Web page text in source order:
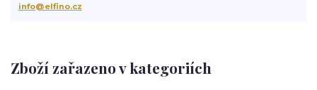
Zboží zařazeno v kategoriích
info@elfino.cz